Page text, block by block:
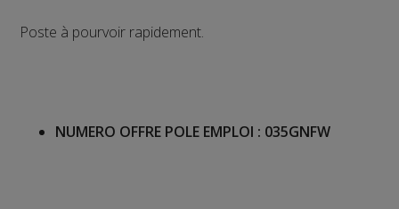
Poste à pourvoir rapidement.
NUMERO OFFRE POLE EMPLOI : 035GNFW